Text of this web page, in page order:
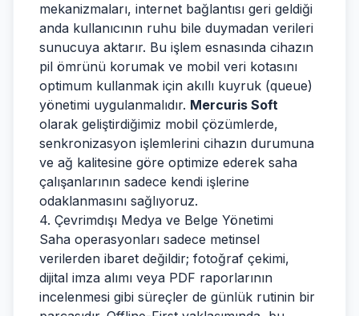
mekanizmaları, internet bağlantısı geri geldiği
anda kullanıcının ruhu bile duymadan verileri
sunucuya aktarır. Bu işlem esnasında cihazın
pil ömrünü korumak ve mobil veri kotasını
optimum kullanmak için akıllı kuyruk (queue)
yönetimi uygulanmalıdır. Mercuris Soft
olarak geliştirdiğimiz mobil çözümlerde,
senkronizasyon işlemlerini cihazın durumuna
ve ağ kalitesine göre optimize ederek saha
çalışanlarının sadece kendi işlerine
odaklanmasını sağlıyoruz.
4. Çevrimdışı Medya ve Belge Yönetimi
Saha operasyonları sadece metinsel
verilerden ibaret değildir; fotoğraf çekimi,
dijital imza alımı veya PDF raporlarının
incelenmesi gibi süreçler de günlük rutinin bir